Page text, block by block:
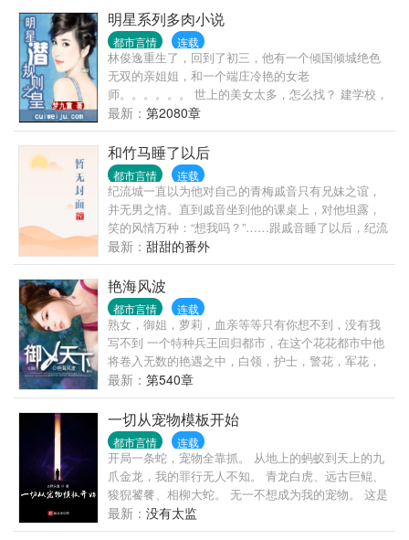
明星系列多肉小说
都市言情 连载
林俊逸重生了，回到了初三，他有一个倾国倾城绝色
无双的亲姐姐，和一个端庄冷艳的女老
师。。。。。。 世上的美女太多，怎么找？ 建学校，
收校花！举办环球选美，收环球小姐！
最新： 第2080章
和竹马睡了以后
都市言情 连载
纪流城一直以为他对自己的青梅戚音只有兄妹之谊，
并无男之情。直到戚音坐到他的课桌上，对他坦露，
笑的风情万种：“想我吗？”……跟戚音睡了以后，纪流
城才知道，原来他的小青梅不仅妩媚动人身材火辣，
就连儿也很会咬。……11小甜文，双处，青梅竹马
最新： 甜甜的番外
艳海风波
都市言情 连载
熟女，御姐，萝莉，血亲等等只有你想不到，没有我
写不到 一个特种兵王回归都市，在这个花花都市中他
将卷入无数的艳遇之中，白领，护士，警花，军花，
妩媚少妇，成熟美 妇，高高在上的商场女强人，还是
拥有无数粉丝的女明星！
最新： 第540章
一切从宠物模板开始
都市言情 连载
开局一条蛇，宠物全靠抓。 从地上的蚂蚁到天上的九
爪金龙，我的罪行无人不知。 青龙白虎、远古巨鲲、
狻猊饕餮、相柳大蛇。 无一不想成为我的宠物。 这是
一个灵气复苏的世界，顾江在不断的捕捉、培养宠物
中逐渐变强。
最新： 没有太监